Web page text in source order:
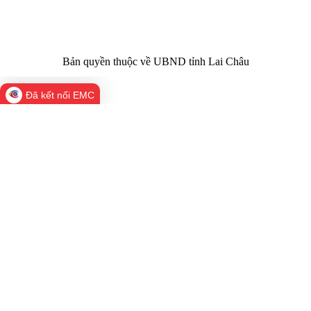
Bản quyền thuộc về UBND tỉnh Lai Châu
Đã kết nối EMC